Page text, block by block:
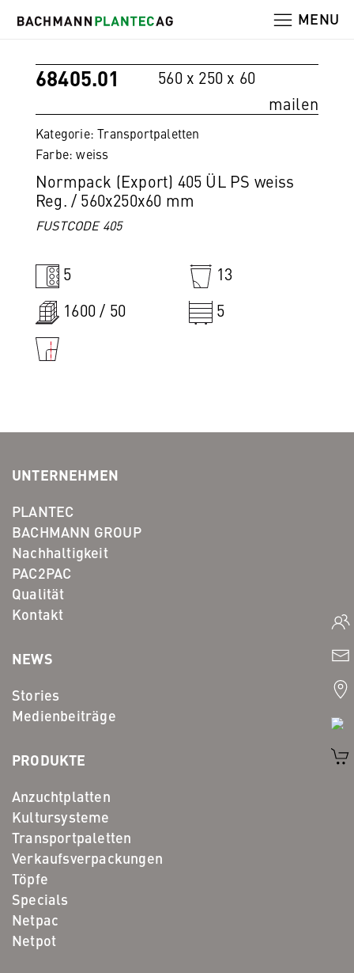
MENU
68405.01
560 x 250 x 60
mailen
Kategorie: Transportpaletten
Farbe: weiss
Normpack (Export) 405 ÜL PS weiss
Reg. / 560x250x60 mm
FUSTCODE 405
5
13
1600 / 50
5
UNTERNEHMEN
PLANTEC
BACHMANN GROUP
Nachhaltigkeit
PAC2PAC
Qualität
Kontakt
NEWS
Stories
Medienbeiträge
PRODUKTE
Anzuchtplatten
Kultursysteme
Transportpaletten
Verkaufsverpackungen
Töpfe
Specials
Netpac
Netpot